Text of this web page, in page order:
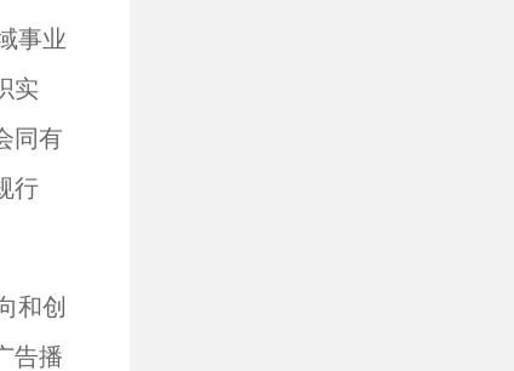
事业
实
同有
行
和创
告播